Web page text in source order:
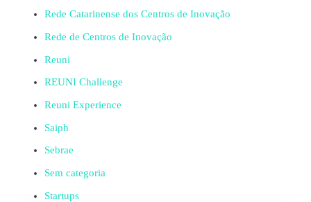
Rede Catarinense dos Centros de Inovação
Rede de Centros de Inovação
Reuni
REUNI Challenge
Reuni Experience
Saiph
Sebrae
Sem categoria
Startups